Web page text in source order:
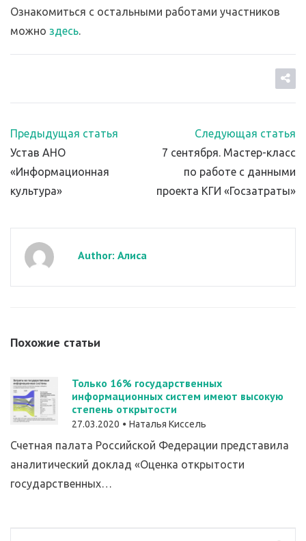
Ознакомиться с остальными работами участников
можно здесь.
Предыдущая статья
Устав АНО
«Информационная
культура»
Следующая статья
7 сентября. Мастер-класс
по работе с данными
проекта КГИ «Госзатраты»
Author: Алиса
Похожие статьи
Только 16% государственных
информационных систем имеют высокую
степень открытости
27.03.2020 Наталья Киссель
Счетная палата Российской Федерации представила
аналитический доклад «Оценка открытости
государственных…